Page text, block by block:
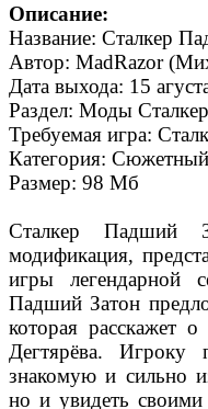
Описание:
Название: Сталкер
Автор: MadRazor
Дата выхода: 15
Раздел: Моды
Требуемая игра:
Категория:
Размер: 98 Мб
Сталкер Падший
модификация,
игры легендарной
Падший Затон
которая расскажет
Дегтярёва. Игроку
знакомую и сильно
но и увидеть своими